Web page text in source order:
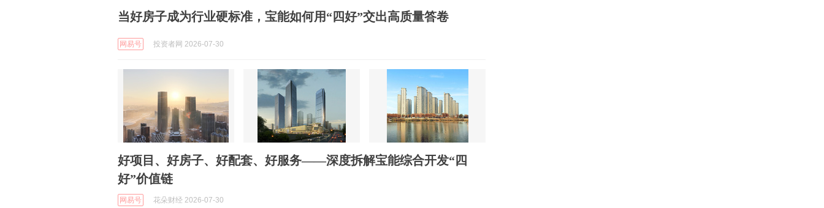
当好房子成为行业硬标准，宝能如何用“四好”交出高质量答卷
网易号 投资者网 2026-07-30
好项目、好房子、好配套、好服务——深度拆解宝能综合开发“四
好”价值链
网易号 花朵财经 2026-07-30